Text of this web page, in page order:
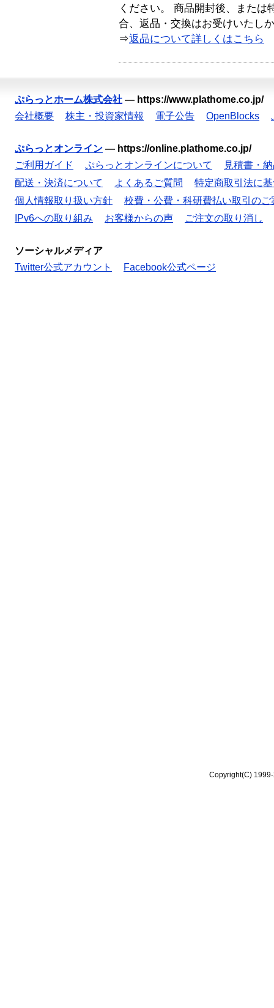
ください。 商品開封後、または
合、返品・交換はお受けいたし
⇒返品について詳しくはこちら
ぷらっとホーム株式会社 — https://www.plathome.co.jp/
会社概要
株主・投資家情報 電子公告 OpenBlocks
ぷらっとオンライン — https://online.plathome.co.jp/
ご利用ガイド
ぷらっとオンラインについて
見積書・
配送・決済について
よくあるご質問
特定商取引法に
個人情報取り扱い方針
校費・公費・科研費払い取引のご
IPv6への取り組み
お客様からの声 ご注文の取り消し
ソーシャルメディア
Twitter公式アカウント
Facebook公式ページ
Copyright(C)